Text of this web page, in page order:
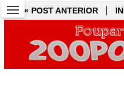
« POST ANTERIOR
« POST ANTERIOR